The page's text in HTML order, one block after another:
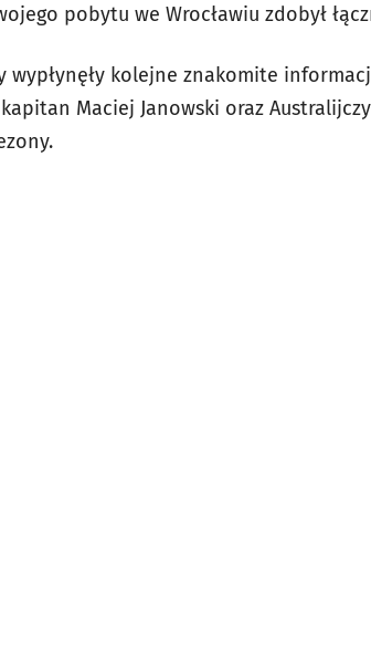
pobytu we Wrocławiu zdobył
wypłynęły kolejne znakomite
Maciej Janowski oraz